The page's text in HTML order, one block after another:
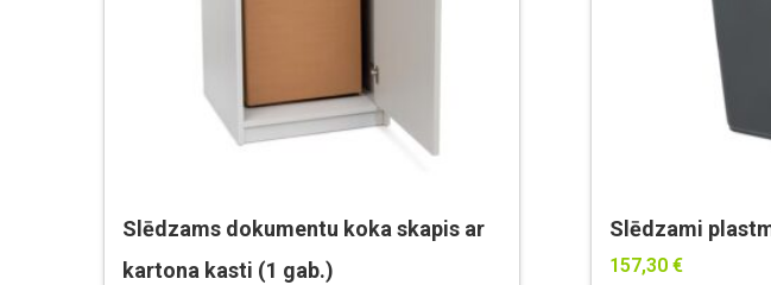
Slēdzams dokumentu koka skapis ar
kartona kasti (1 gab.)
Slēdzami
157,30 €